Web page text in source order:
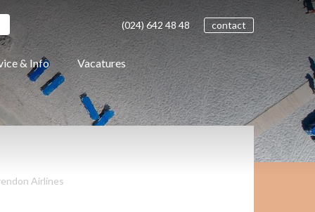
(024)642 4848 contact
& Info Vacatures
Airlines